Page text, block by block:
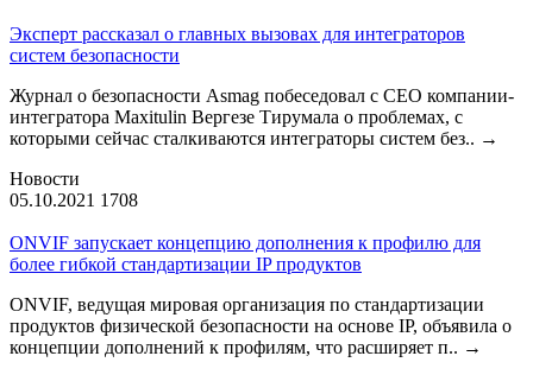
Эксперт рассказал о главных вызовах для интеграторов
систем безопасности
Журнал о безопасности Asmag побеседовал с CEO компании-
интегратора Maxitulin Вергезе Тирумала о проблемах, с
которыми сейчас сталкиваются интеграторы систем без.. →
Новости
05.10.2021 1708
ONVIF запускает концепцию дополнения к профилю для
более гибкой стандартизации IP продуктов
ONVIF, ведущая мировая организация по стандартизации
продуктов физической безопасности на основе IP, объявила о
концепции дополнений к профилям, что расширяет п.. →